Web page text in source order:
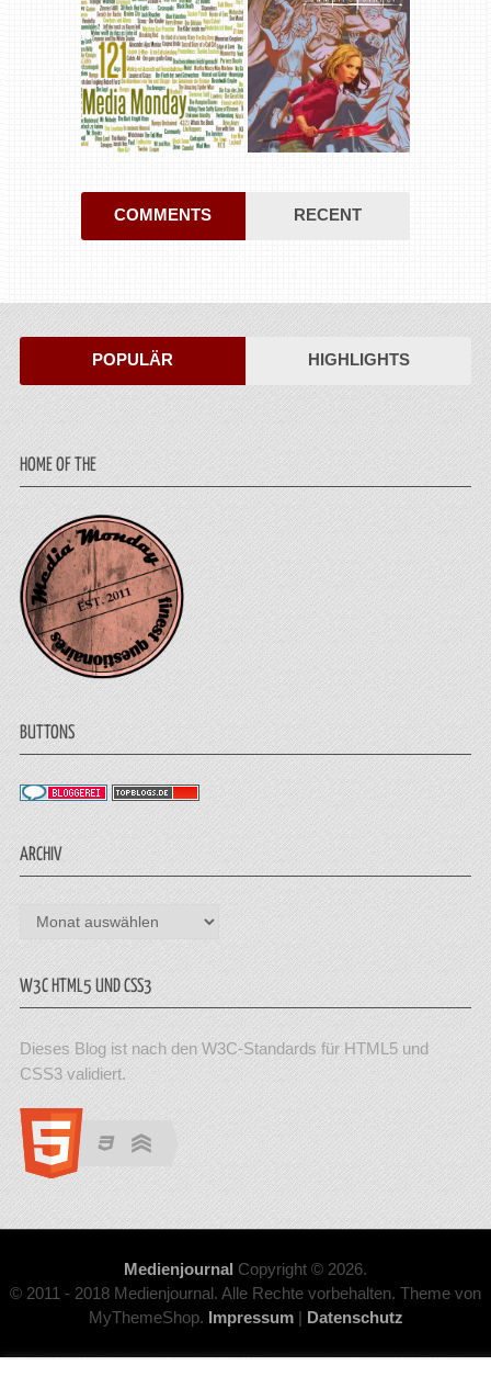
COMMENTS RECENT
POPULÄR HIGHLIGHTS
HOME OF THE
BUTTONS
ARCHIV
Archiv
W3C HTML5 UND CSS3
Dieses Blog ist nach den W3C-Standards für HTML5 und
CSS3 validiert.
Medienjournal Copyright © 2026.
© 2011 - 2018 Medienjournal. Alle Rechte vorbehalten. Theme von
MyThemeShop. Impressum| Datenschutz